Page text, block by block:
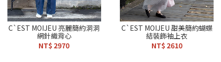
C`EST MOIJEU 亮麗簡約洞洞
網針織背心
NT$ 2970
C`EST MOIJEU 甜美簡約蝴蝶
結裝飾袖上衣
NT$ 2610